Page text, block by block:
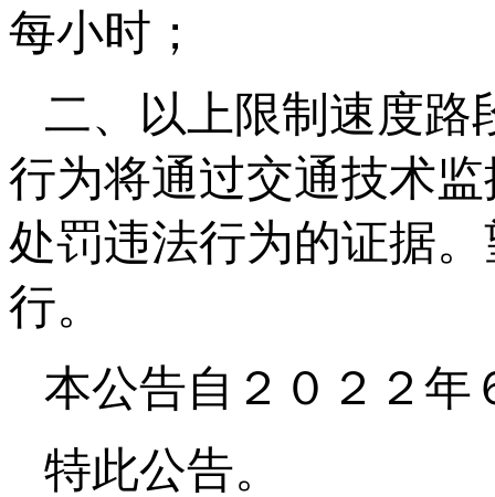
每小时；
二、以上限制速度路
行为将通过交通技术
处罚违法行为的证据
行。
本公告自２０２２年
特此公告。